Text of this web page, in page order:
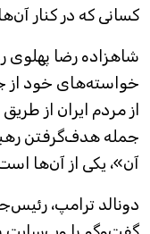
کسانی که در کنار
خواسته‌های خود از
از مردم ایران از
جمله هدف‌گرفتن
آن»، یکی از آن‌ها